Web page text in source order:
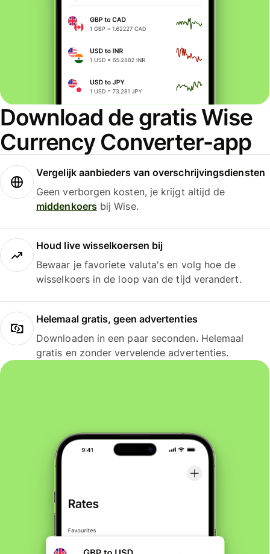
Download de gratis Wise
Currency Converter-app
Vergelijk aanbieders van overschrijvingsdiensten
Geen verborgen kosten, je krijgt altijd de
middenkoersbij Wise.
Houd live wisselkoersen bij
Bewaar je favoriete valuta's en volg hoe de
wisselkoers in de loop van de tijd verandert.
Helemaal gratis, geen advertenties
Downloaden in een paar seconden. Helemaal
gratis en zonder vervelende advertenties.